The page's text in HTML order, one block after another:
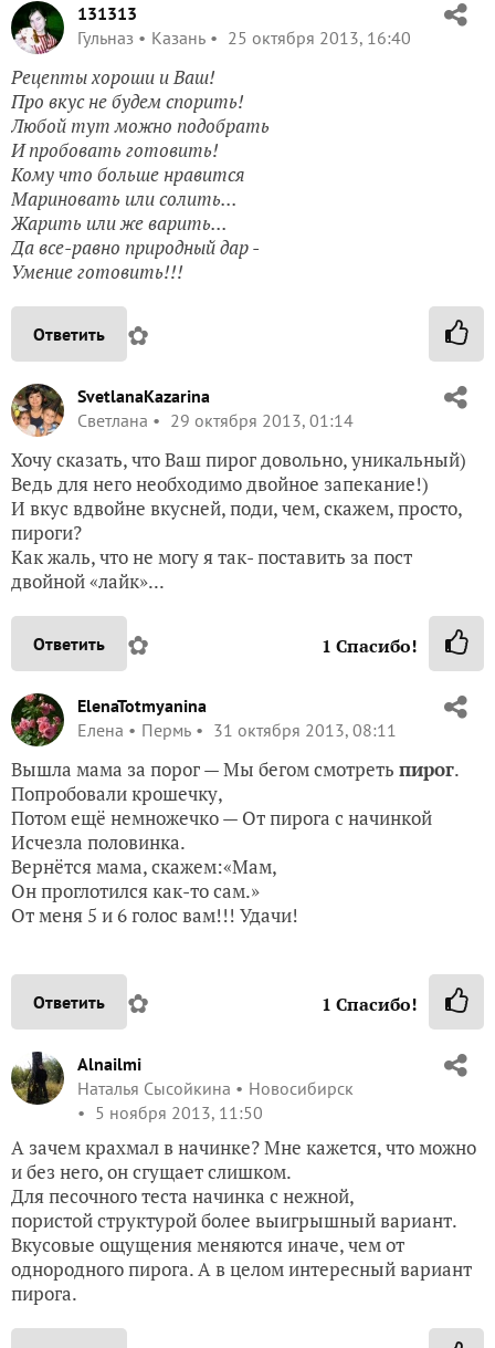
131313
Гульназ
Казань 25 октября 2013, 16:40
Рецепты хороши и Ваш!
Про вкус не будем спорить!
Любой тут можно подобрать
И пробовать готовить!
Кому что больше нравится
Мариновать или солить...
Жарить или же варить...
Да все-равно природный дар -
Умение готовить!!!
Ответить ✿
SvetlanaKazarina
Светлана
29 октября 2013, 01:14
Хочу сказать, что Ваш пирог довольно, уникальный)
Ведь для него необходимо двойное запекание!)
И вкус вдвойне вкусней, поди, чем, скажем, просто,
пироги?
Как жаль, что не могу я так- поставить за пост
двойной «лайк»...
Ответить ✿ 1 Спасибо!
ElenaTotmyanina
Елена
Пермь 31 октября 2013, 08:11
Вышла мама за порог — Мы бегом смотреть пирог.
Попробовали крошечку,
Потом ещё немножечко — От пирога с начинкой
Исчезла половинка.
Вернётся мама, скажем:«Мам,
Он проглотился как-то сам.»
От меня 5 и 6 голос вам!!! Удачи!
Ответить ✿ 1 Спасибо!
Alnailmi
Наталья Сысойкина
Новосибирск
5 ноября 2013, 11:50
А зачем крахмал в начинке? Мне кажется, что можно
и без него, он сгущает слишком.
Для песочного теста начинка с нежной,
пористой структурой более выигрышный вариант.
Вкусовые ощущения меняются иначе, чем от
однородного пирога. А в целом интересный вариант
пирога.